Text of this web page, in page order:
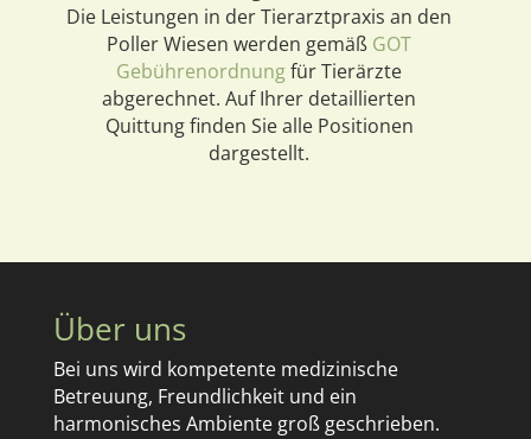
Die Leistungen in der Tierarztpraxis an den
Poller Wiesen werden gemäß GOT
GebührenordnungfürTierärzte
abgerechnet. Auf Ihrer detaillierten
Quittung finden Sie alle Positionen
dargestellt.
Über uns
Bei uns wird kompetente medizinische
Betreuung, Freundlichkeit und ein
harmonisches Ambiente groß geschrieben.